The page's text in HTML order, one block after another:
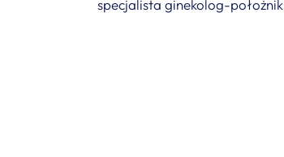
specjalista ginekolog-położnik